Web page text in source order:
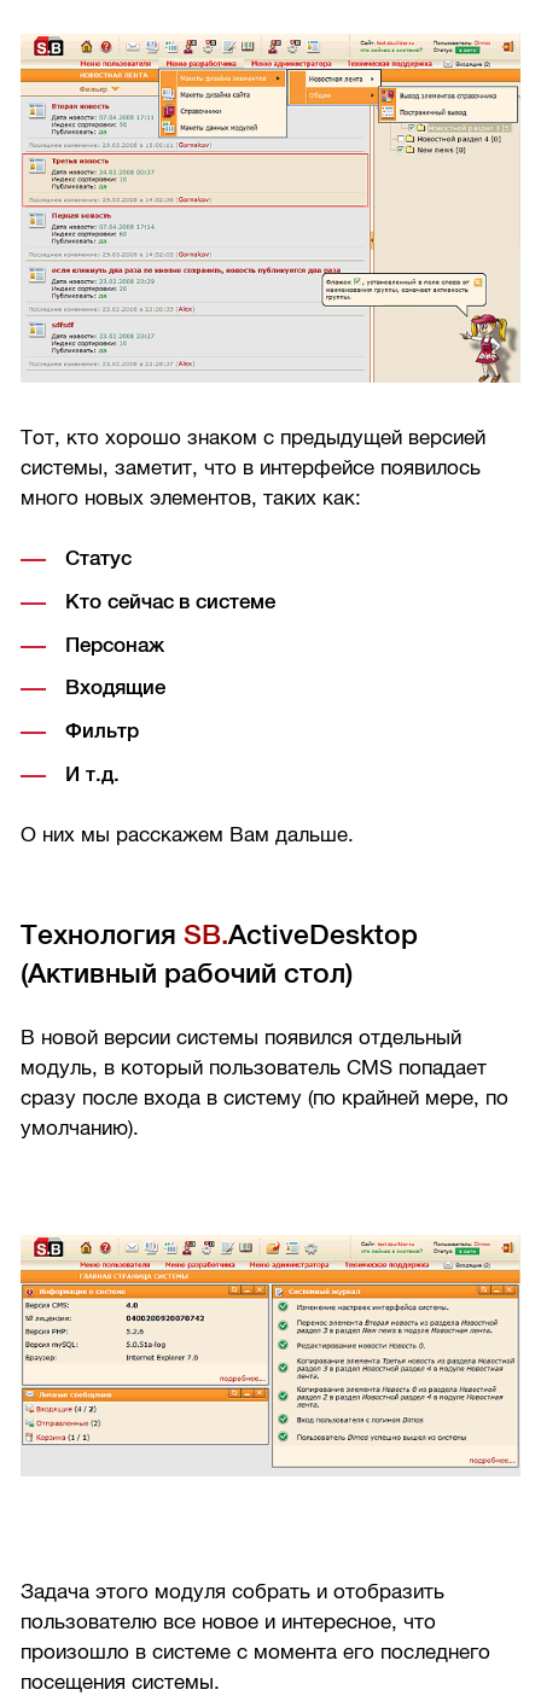
Тот, кто хорошо знаком с предыдущей версией
системы, заметит, что в интерфейсе появилось
много новых элементов, таких как:
Статус
Кто сейчас в системе
Персонаж
Входящие
Фильтр
И т.д.
О них мы расскажем Вам дальше.
ТехнологияSB.ActiveDesktop
(Активный рабочий стол)
В новой версии системы появился отдельный
модуль, в который пользователь CMS попадает
сразу после входа в систему (по крайней мере, по
умолчанию).
Задача этого модуля собрать и отобразить
пользователю все новое и интересное, что
произошло в системе с момента его последнего
посещения системы.